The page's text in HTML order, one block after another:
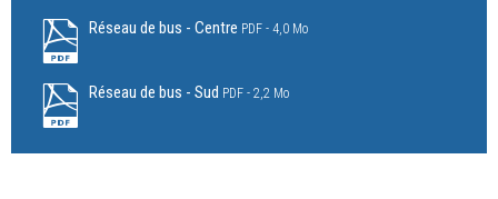
Réseau de bus - Centre PDF 4,0 Mo
Réseau de bus - Sud PDF 2,2 Mo